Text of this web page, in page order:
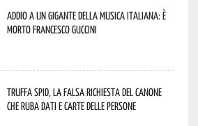
Addio a un gigante della musica italiana: è
morto Francesco Guccini
Truffa Spid, la falsa richiesta del canone
che ruba dati e carte delle persone